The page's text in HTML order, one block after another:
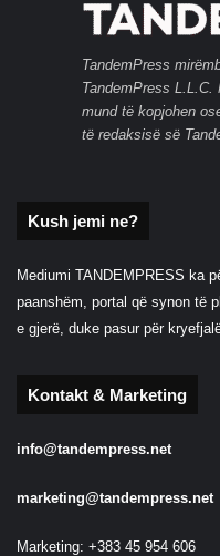
TandemPress
TandemPress L.L.C.
mund të kopjohen
të redaksisë së
Kush jemi ne?
Mediumi TANDEMPRESS ka
paanshëm, portal që synon të
e gjerë, duke pasur për
Kontakt & Marketing
info@tandempress.net
marketing@tandempress.net
Marketing: +383 45 954 606